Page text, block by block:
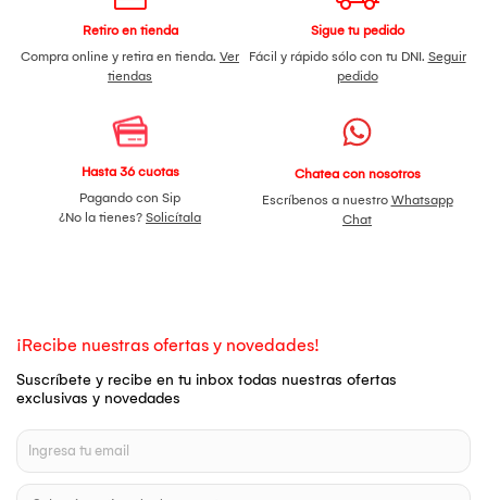
Retiro en tienda
Compra online y retira en tienda. Ver
tiendas
Sigue tu pedido
Fácil y rápido sólo con tu DNI. Seguir
pedido
Hasta 36 cuotas
Pagando con Sip
¿No la tienes? Solicítala
Chatea con nosotros
Escríbenos a nuestro Whatsapp
Chat
¡Recibe nuestras ofertas y novedades!
Suscríbete y recibe en tu inbox todas nuestras ofertas
exclusivas y novedades